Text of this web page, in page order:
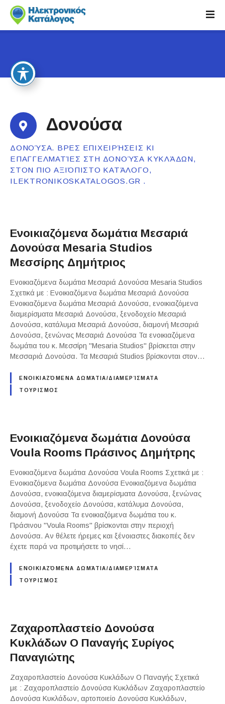
i
c
Δονούσα
ΔΟΝΟΎΣΑ. ΒΡΕΣ ΕΠΙΧΕΙΡΉΣΕΙΣ ΚΙ
ΕΠΑΓΓΕΛΜΑΤΊΕΣ ΣΤΗ ΔΟΝΟΎΣΑ ΚΥΚΛΆΔΩΝ,
ΣΤΟΝ ΠΙΟ ΑΞΙΌΠΙΣΤΟ ΚΑΤΆΛΟΓΟ,
ILEKTRONIKOSKATALOGOS.GR .
Ενοικιαζόμενα δωμάτια Μεσαριά
Δονούσα Mesaria Studios
Μεσσίρης Δημήτριος
Ενοικιαζόμενα δωμάτια Μεσαριά Δονούσα Mesaria Studios
Σχετικά με : Ενοικιαζόμενα δωμάτια Μεσαριά Δονούσα
Ενοικιαζόμενα δωμάτια Μεσαριά Δονούσα, ενοικιαζόμενα
διαμερίσματα Μεσαριά Δονούσα, ξενοδοχείο Μεσαριά
Δονούσα, κατάλυμα Μεσαριά Δονούσα, διαμονή Μεσαριά
Δονούσα, ξενώνας Μεσαριά Δονούσα Τα ενοικιαζόμενα
δωμάτια του κ. Μεσσίρη "Mesaria Studios" βρίσκεται στην
Μεσσαριά Δονούσα. Τα Μεσαριά Studios βρίσκονται στον…
ΕΝΟΙΚΙΑΖΌΜΕΝΑ ΔΩΜΆΤΙΑ/ΔΙΑΜΕΡΊΣΜΑΤΑ
ΤΟΥΡΙΣΜΟΣ
Ενοικιαζόμενα δωμάτια Δονούσα
Voula Rooms Πράσινος Δημήτρης
Ενοικιαζόμενα δωμάτια Δονούσα Voula Rooms Σχετικά με :
Ενοικιαζόμενα δωμάτια Δονούσα Ενοικιαζόμενα δωμάτια
Δονούσα, ενοικιαζόμενα διαμερίσματα Δονούσα, ξενώνας
Δονούσα, ξενοδοχείο Δονούσα, κατάλυμα Δονούσα,
διαμονή Δονούσα Τα ενοικιαζόμενα δωμάτια του κ.
Πράσινου "Voula Rooms" βρίσκονται στην περιοχή
Δονούσα. Αν θέλετε ήρεμες και ξένοιαστες διακοπές δεν
έχετε παρά να προτιμήσετε το νησί…
ΕΝΟΙΚΙΑΖΌΜΕΝΑ ΔΩΜΆΤΙΑ/ΔΙΑΜΕΡΊΣΜΑΤΑ
ΤΟΥΡΙΣΜΟΣ
Ζαχαροπλαστείο Δονούσα
Κυκλάδων Ο Παναγής Συρίγος
Παναγιώτης
Ζαχαροπλαστείο Δονούσα Κυκλάδων Ο Παναγής Σχετικά
με : Ζαχαροπλαστείο Δονούσα Κυκλάδων Ζαχαροπλαστείο
Δονούσα Κυκλάδων, αρτοποιείο Δονούσα Κυκλάδων,